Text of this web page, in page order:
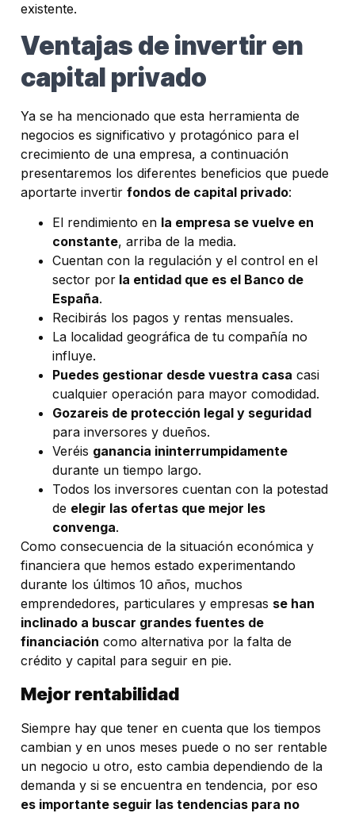
existente.
Ventajas de invertir en
capital privado
Ya se ha mencionado que esta herramienta de
negocios es significativo y protagónico para el
crecimiento de una empresa, a continuación
presentaremos los diferentes beneficios que puede
aportarte invertir fondos de capital privado:
El rendimiento en la empresa se vuelve en
constante, arriba de la media.
Cuentan con la regulación y el control en el
sector por la entidad que es el Banco de
España.
Recibirás los pagos y rentas mensuales.
La localidad geográfica de tu compañía no
influye.
Puedes gestionar desde vuestra casa casi
cualquier operación para mayor comodidad.
Gozareis de protección legal y seguridad
para inversores y dueños.
Veréis ganancia ininterrumpidamente
durante un tiempo largo.
Todos los inversores cuentan con la potestad
de elegir las ofertas que mejor les
convenga.
Como consecuencia de la situación económica y
financiera que hemos estado experimentando
durante los últimos 10 años, muchos
emprendedores, particulares y empresas se han
inclinado a buscar grandes fuentes de
financiación como alternativa por la falta de
crédito y capital para seguir en pie.
Mejor rentabilidad
Siempre hay que tener en cuenta que los tiempos
cambian y en unos meses puede o no ser rentable
un negocio u otro, esto cambia dependiendo de la
demanda y si se encuentra en tendencia, por eso
es importante seguir las tendencias para no